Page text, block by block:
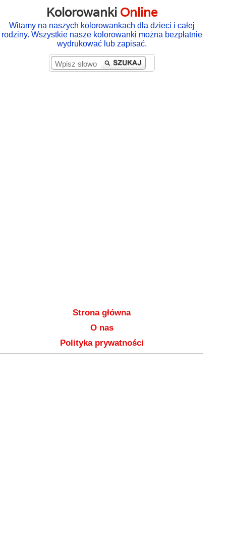
Kolorowanki Online
Witamy na naszych kolorowankach dla dzieci i całej
rodziny. Wszystkie nasze kolorowanki można bezpłatnie
wydrukować lub zapisać.
Strona główna
O nas
Polityka prywatności